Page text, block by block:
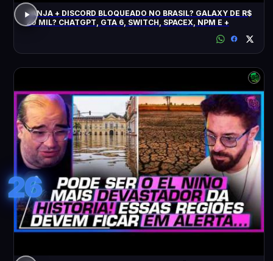
JANJA + DISCORD BLOQUEADO NO BRASIL? GALAXY DE R$
20 MIL? CHATGPT, GTA 6, SWITCH, SPACEX, NPM E +
26